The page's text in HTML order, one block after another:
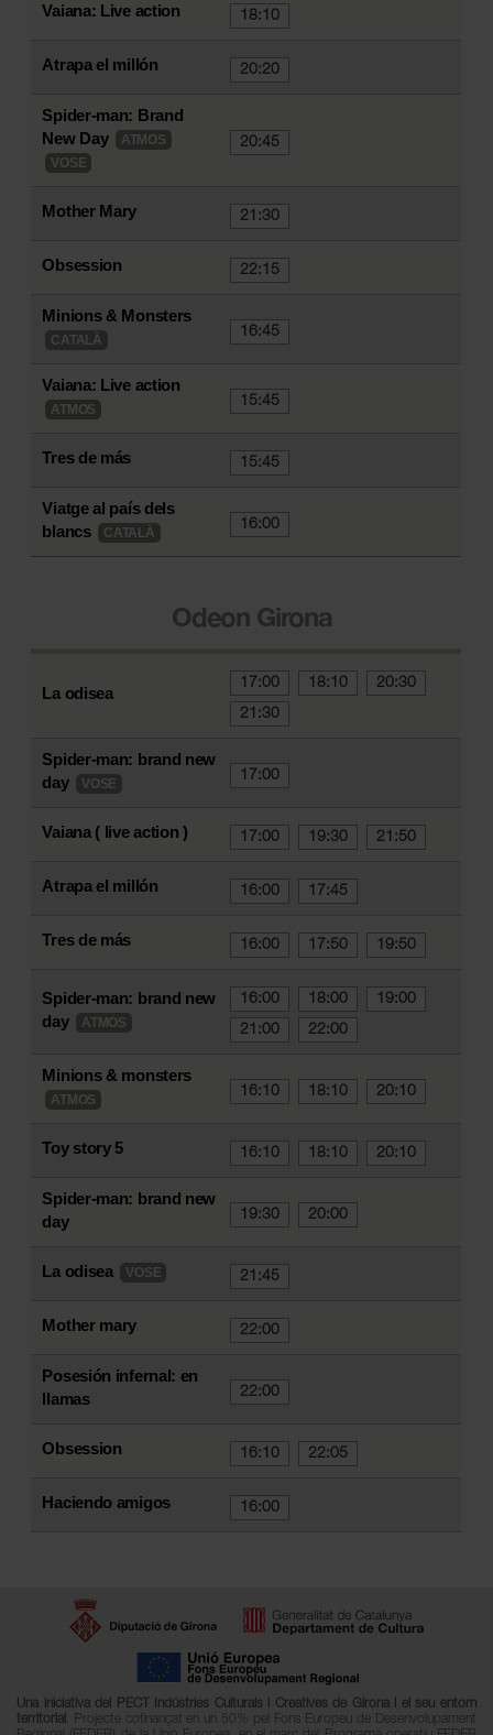
Vaiana: Live action 18:10
Atrapa el millón 20:20
Spider-man: Brand
New Day
ATMOS
VOSE
20:45
Mother Mary 21:30
Obsession 22:15
Minions & Monsters
CATALÀ 16:45
Vaiana: Live action
ATMOS 15:45
Tres de más 15:45
Viatge al país dels
blancs
CATALÀ 16:00
Odeon Girona
La odisea 17:00 18:10
20:30
21:30
Spider-man: brand new
day
VOSE 17:00
Vaiana ( live action ) 17:00 19:30 21:50
Atrapa el millón 16:00 17:45
Tres de más 16:00 17:50 19:50
Spider-man: brand new
day
ATMOS
16:00 18:00
19:00
21:00
22:00
Minions & monsters
ATMOS 16:10 18:10 20:10
Toy story 5 16:10 18:10 20:10
Spider-man: brand new
day
19:30 20:00
La odisea VOSE 21:45
Mother mary 22:00
Posesión infernal: en
llamas
22:00
Obsession 16:10 22:05
Haciendo amigos 16:00
Una iniciativa del PECT Indústries Culturals i Creatives de Girona i el seu entorn
territorial . Projecte cofinançat en un 50% pel Fons Europeu de Desenvolupament